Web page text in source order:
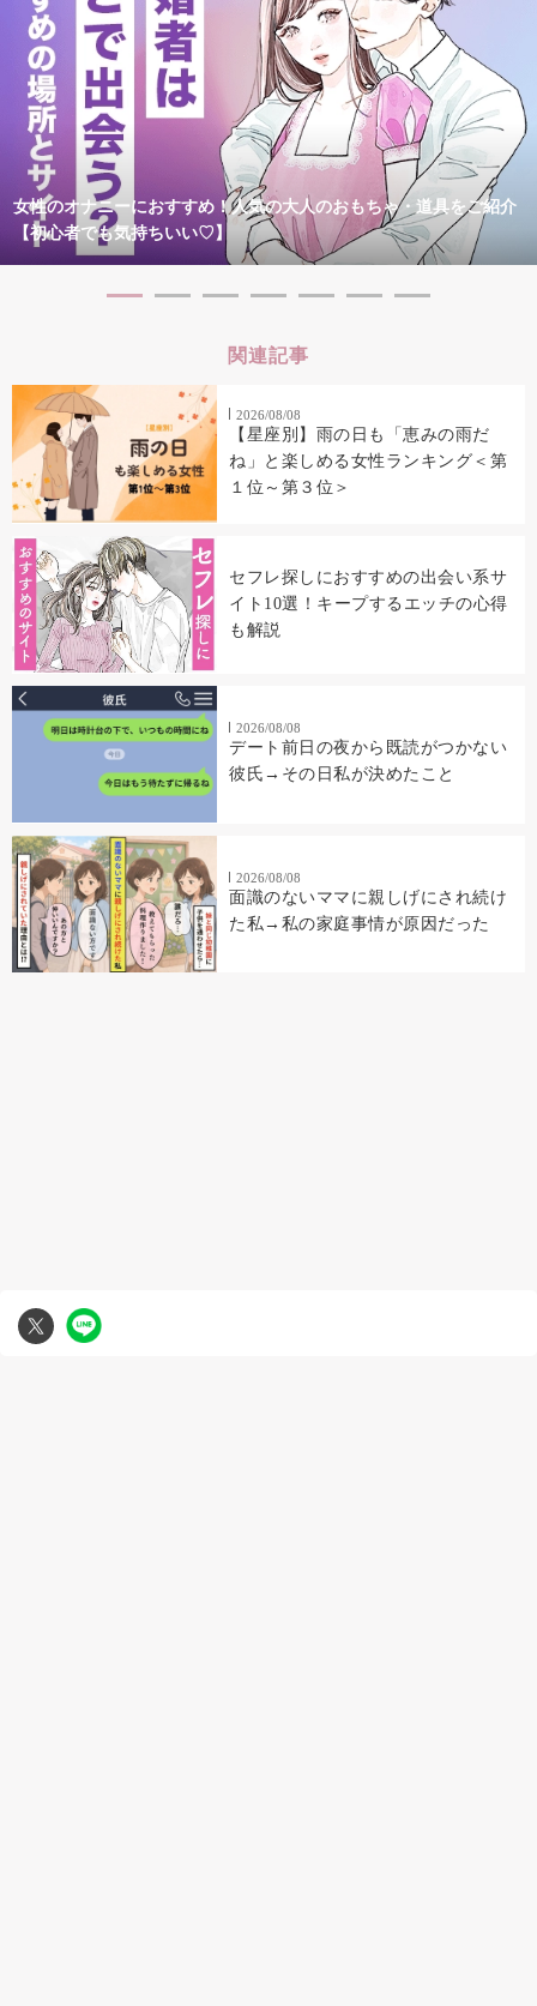
女性のオナニーにおすすめ！人気の大人のおもちゃ・道具をご紹介
【初心者でも気持ちいい♡】
関連記事
2026/08/08
【星座別】雨の日も「恵みの雨だ
ね」と楽しめる女性ランキング＜第
１位～第３位＞
セフレ探しにおすすめの出会い系サ
イト10選！キープするエッチの心得
も解説
2026/08/08
デート前日の夜から既読がつかない
彼氏→その日私が決めたこと
2026/08/08
面識のないママに親しげにされ続け
た私→私の家庭事情が原因だった